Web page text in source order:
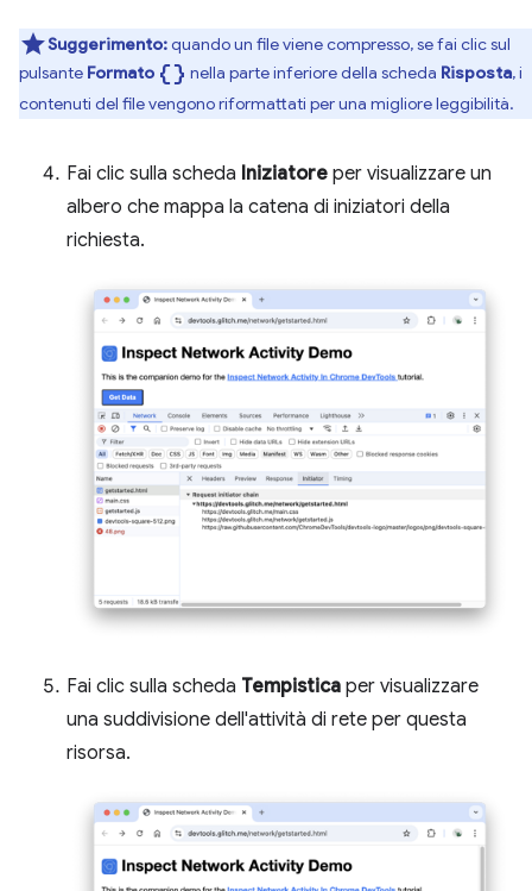
Suggerimento:quando un file viene compresso, se fai clic sul
pulsante Formato data_object nella parte inferiore della scheda Risposta, i
contenuti del file vengono riformattati per una migliore leggibilità.
Fai clic sulla scheda Iniziatore per visualizzare un
albero che mappa la catena di iniziatori della
richiesta.
Fai clic sulla scheda Tempistica per visualizzare
una suddivisione dell'attività di rete per questa
risorsa.